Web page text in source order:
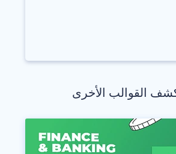
القوالب الأخرى